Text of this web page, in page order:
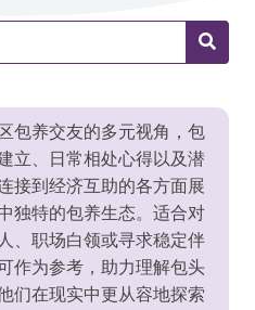
包养交友的多元视角，包
立、日常相处心得以及潜
接到经济互助的各方面展
独特的包养生态。适合对
、职场白领或寻求稳定伴
作为参考，助力理解包头
们在现实中更从容地探索